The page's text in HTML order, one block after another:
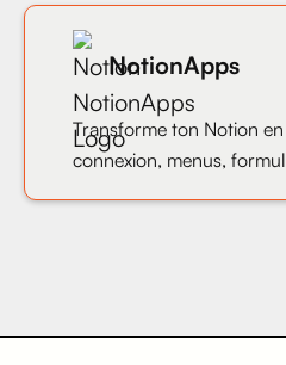
NotionApps
Transforme ton Notion
connexion, menus,